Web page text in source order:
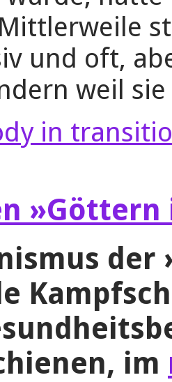
und oft,
weil
in
»Göttern
der
im